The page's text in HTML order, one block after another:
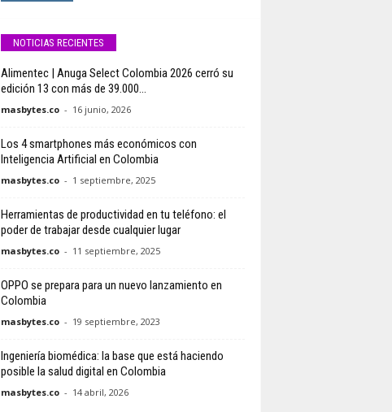
NOTICIAS RECIENTES
Alimentec | Anuga Select Colombia 2026 cerró su
edición 13 con más de 39.000...
masbytes.co - 16 junio, 2026
Los 4 smartphones más económicos con
Inteligencia Artificial en Colombia
masbytes.co - 1 septiembre, 2025
Herramientas de productividad en tu teléfono: el
poder de trabajar desde cualquier lugar
masbytes.co - 11 septiembre, 2025
OPPO se prepara para un nuevo lanzamiento en
Colombia
masbytes.co - 19 septiembre, 2023
Ingeniería biomédica: la base que está haciendo
posible la salud digital en Colombia
masbytes.co - 14 abril, 2026